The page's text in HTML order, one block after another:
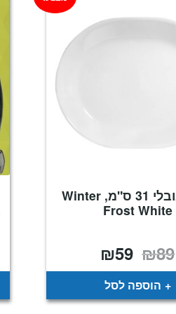
מגש אובלי 31 ס"מ, Winter
Frost White
₪89 המחיר
המקורי
היה:
₪89.
₪59
הוא:
הוספה לסל